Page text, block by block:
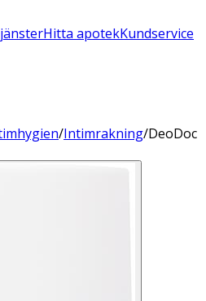
Hitta apotekKundservice
/Intimrakning/DeoDoc